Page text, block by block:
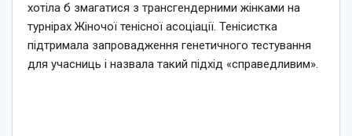
хотіла б змагатися з трансгендерними жінками на
турнірах Жіночої тенісної асоціації. Тенісистка
підтримала запровадження генетичного тестування
для учасниць і назвала такий підхід «справедливим».